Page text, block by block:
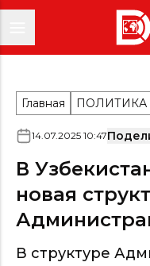
Главная ПОЛИТИКА
14.07.2025 10:47
В
новая
В структуре